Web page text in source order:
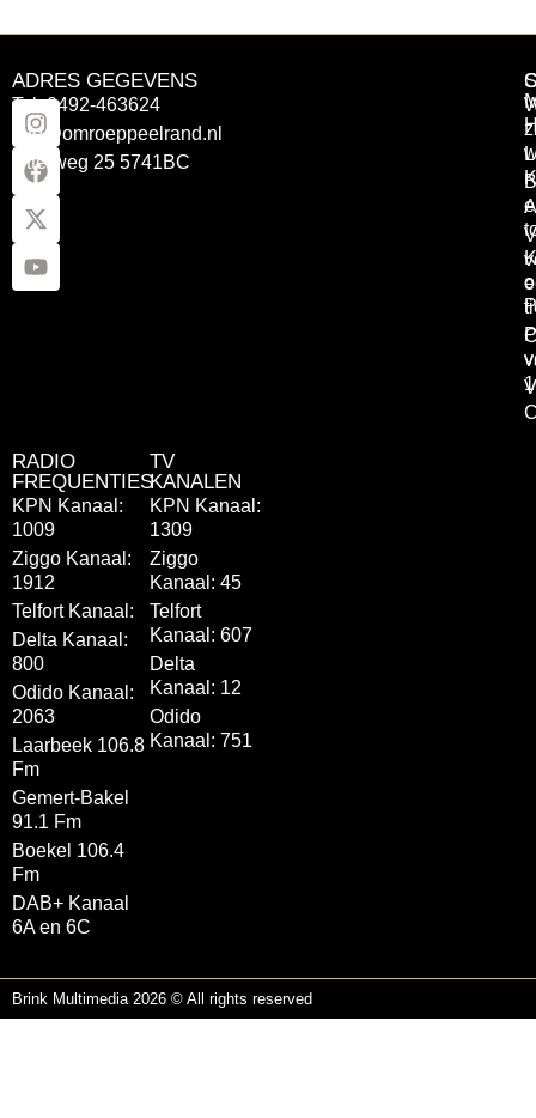
ADRES GEGEVENS
Tel: 0492-463624
info@omroeppeelrand.nl
Otterweg 25 5741BC
RADIO
FREQUENTIES
KPN Kanaal:
1009
Ziggo Kanaal:
1912
Telfort Kanaal:
Delta Kanaal:
800
Odido Kanaal:
2063
Laarbeek 106.8
Fm
Gemert-Bakel
91.1 Fm
Boekel 106.4
Fm
DAB+ Kanaal
6A en 6C
TV
KANALEN
KPN Kanaal:
1309
Ziggo
Kanaal: 45
Telfort
Kanaal: 607
Delta
Kanaal: 12
Odido
Kanaal: 751
Brink Multimedia 2026 © All rights reserved